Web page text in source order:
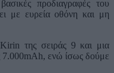
προδιαγραφές του
με ευρεία οθόνη και μη
της σειράς 9 και μια
7.000mAh, ενώ ίσως δούμε